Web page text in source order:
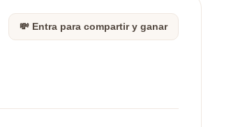
💸 Entra para compartir y ganar